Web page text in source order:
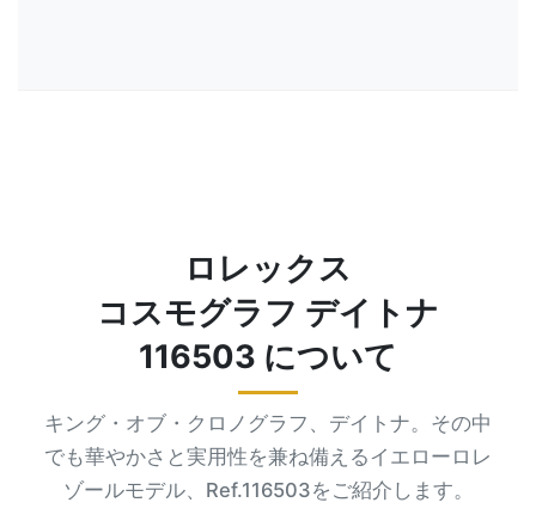
ロレックス
コスモグラフ デイトナ
116503 について
キング・オブ・クロノグラフ、デイトナ。その中
でも華やかさと実用性を兼ね備えるイエローロレ
ゾールモデル、Ref.116503をご紹介します。